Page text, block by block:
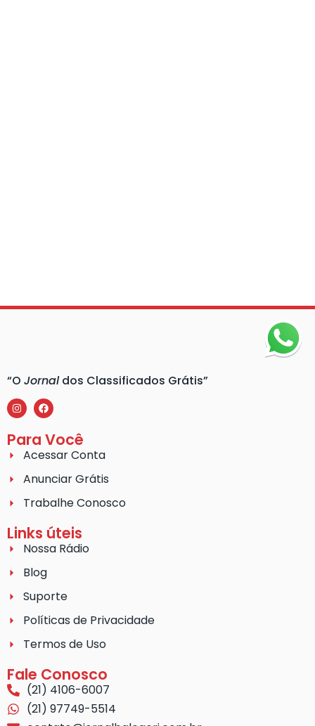
“O Jornaldos Classificados Grátis”
Para Você
Acessar Conta
Anunciar Grátis
Trabalhe Conosco
Links úteis
Nossa Rádio
Blog
Suporte
Políticas de Privacidade
Termos de Uso
Fale Conosco
(21) 4106-6007
(21) 97749-5514